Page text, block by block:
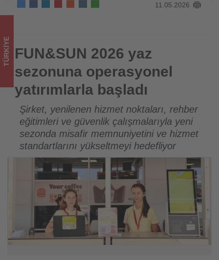
Tourexpi,
sizler
için
turizmde
olup
bitenleri
takip
ediyor!
11.05.2026
FUN&SUN 2026 yaz sezonuna operasyonel yatırımlarla
başladı
TÜRKIYE FUN&SUN 2026 yaz
sezonuna operasyonel
yatırımlarla başladı
Şirket, yenilenen hizmet noktaları, rehber
eğitimleri ve güvenlik çalışmalarıyla yeni
sezonda misafir memnuniyetini ve hizmet
standartlarını yükseltmeyi hedefliyor